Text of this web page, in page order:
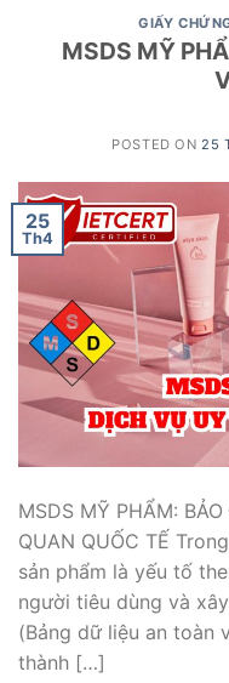
GIẤY
MSDS MỸ
POSTED ON 25
25
Th4
MSDS MỸ PHẨM:
QUAN QUỐC TẾ
sản phẩm là yếu tố
người tiêu dùng và
(Bảng dữ liệu an toàn
thành […]